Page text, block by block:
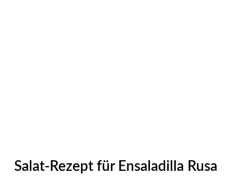
Salat-Rezept für Ensaladilla Rusa